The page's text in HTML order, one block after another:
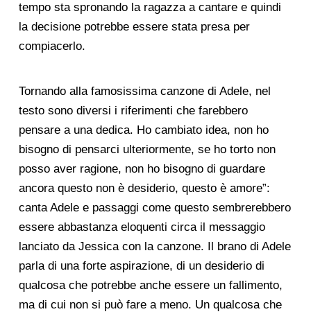
tempo sta spronando la ragazza a cantare e quindi
la decisione potrebbe essere stata presa per
compiacerlo.
Tornando alla famosissima canzone di Adele, nel
testo sono diversi i riferimenti che farebbero
pensare a una dedica. Ho cambiato idea, non ho
bisogno di pensarci ulteriormente, se ho torto non
posso aver ragione, non ho bisogno di guardare
ancora questo non è desiderio, questo è amore”:
canta Adele e passaggi come questo sembrerebbero
essere abbastanza eloquenti circa il messaggio
lanciato da Jessica con la canzone. Il brano di Adele
parla di una forte aspirazione, di un desiderio di
qualcosa che potrebbe anche essere un fallimento,
ma di cui non si può fare a meno. Un qualcosa che